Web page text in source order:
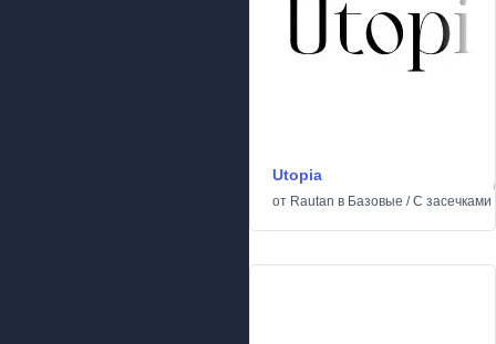
Utopia
от Rautan в Базовые /С засечками